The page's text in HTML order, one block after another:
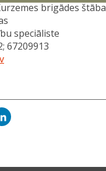
brigādes štāba
speciāliste
67209913